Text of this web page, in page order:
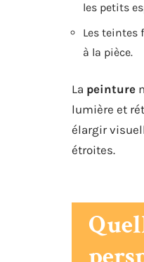
les petits
Les teintes
à la pièce.
La peinture
lumière et
élargir
étroites.